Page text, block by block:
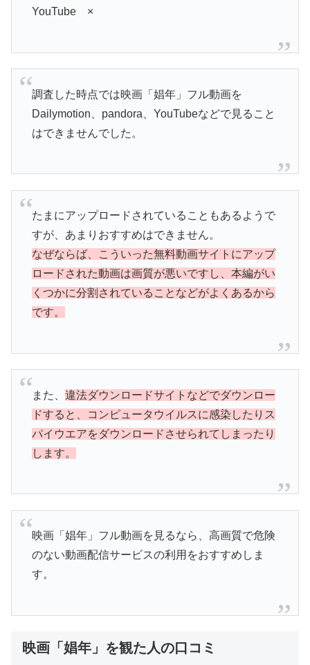
YouTube ×
調査した時点では映画「娼年」フル動画を
Dailymotion、pandora、YouTubeなどで見ること
はできませんでした。
たまにアップロードされていることもあるようで
すが、あまりおすすめはできません。
なぜならば、こういった無料動画サイトにアップ
ロードされた動画は画質が悪いですし、本編がい
くつかに分割されていることなどがよくあるから
です。
また、 違法ダウンロードサイトなどでダウンロー
ドすると、コンピュータウイルスに感染したりス
パイウエアをダウンロードさせられてしまったり
します。
映画「娼年」フル動画を見るなら、高画質で危険
のない動画配信サービスの利用をおすすめしま
す。
映画「娼年」を観た人の口コミ